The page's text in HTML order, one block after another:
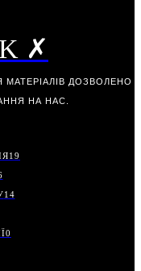
✗
МАТЕРІАЛІВ ДОЗВОЛЕНО
НА НАС.
19
14
0